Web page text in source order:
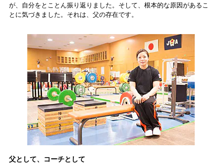
が、自分をとことん振り返りました。そして、根本的な原因があるこ
とに気づきました。それは、父の存在です。
父として、コーチとして